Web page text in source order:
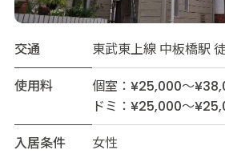
交通
東武東上線 中板橋駅
使用料
個室：¥25,000～
ドミ：¥25,000～
入居条件
女性